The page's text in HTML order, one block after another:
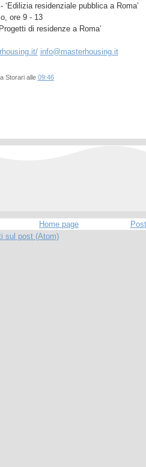
‘Edilizia residenziale pubblica a Roma’
ore 9 - 13
di residenze a Roma’
info@masterhousing.it
Storari alle 09:46
Home page
sul post (Atom)